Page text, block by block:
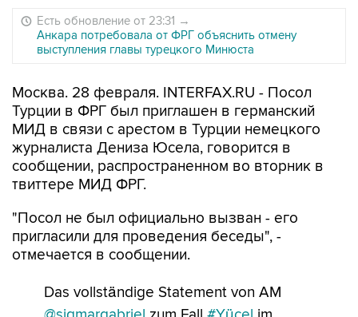
Есть обновление от 23:31 →
Анкара потребовала от ФРГ объяснить отмену
выступления главы турецкого Минюста
Москва. 28 февраля. INTERFAX.RU - Посол
Турции в ФРГ был приглашен в германский
МИД в связи с арестом в Турции немецкого
журналиста Дениза Юсела, говорится в
сообщении, распространенном во вторник в
твиттере МИД ФРГ.
"Посол не был официально вызван - его
пригласили для проведения беседы", -
отмечается в сообщении.
Das vollständige Statement von AM